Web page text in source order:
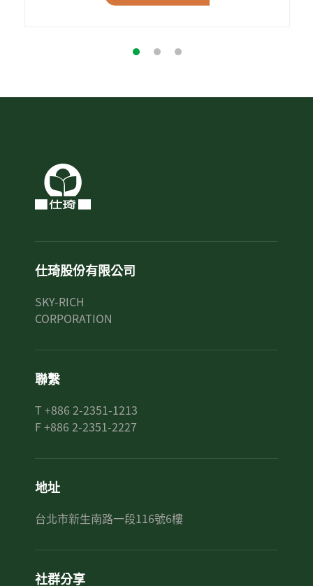
仕琦股份有限公司
SKY-RICH
CORPORATION
聯繫
T +886 2-2351-1213
F +886 2-2351-2227
地址
台北市新生南路一段116號6樓
社群分享